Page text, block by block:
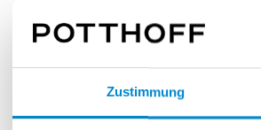
Zustimmung